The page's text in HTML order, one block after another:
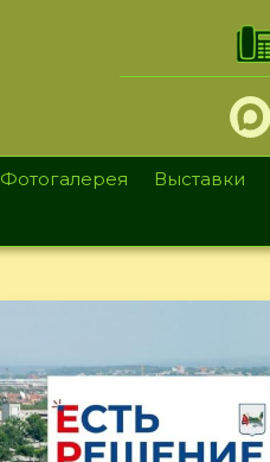
Фотогалерея Выставки